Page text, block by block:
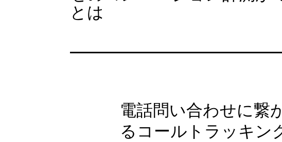
とは
電話問い合わせに繋
るコールトラッキン